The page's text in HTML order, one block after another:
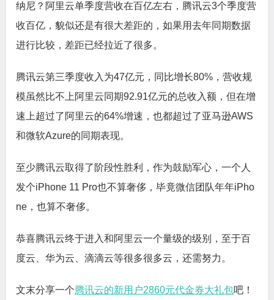
纳尼？阿里云单季度营收在百亿左右，腾讯云3个季度营
收百亿，貌似还是有很大差距的，如果用去年同期数据
进行比较，差距已经拉近了很多。
腾讯云第三季度收入为47亿元，同比增长80%，营收规
模虽然比不上阿里云同期92.91亿元的总收入额，但在增
速上超过了阿里云的64%增速，也都超过了亚马逊AWS
和微软Azure的同期表现。
至少腾讯云取得了阶段性胜利，作为鼓励军心，一个人
发个iPhone 11 Pro也不算奢侈，毕竟微信团队年年iPho
ne，也算不奢侈。
恭喜腾讯云终于进入和阿里云一个量级的级别，至于百
度云、华为云、滴滴云等很多很多云，还需努力。
文末分享一个腾讯云的新用户2860元代金券大礼包吧！